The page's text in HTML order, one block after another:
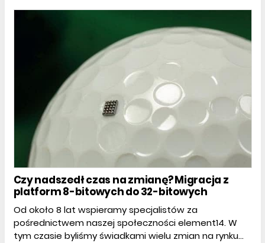
Czy nadszedł czas na zmianę? Migracja z
platform 8-bitowych do 32-bitowych
Od około 8 lat wspieramy specjalistów za
pośrednictwem naszej społeczności element14. W
tym czasie byliśmy świadkami wielu zmian na rynku...